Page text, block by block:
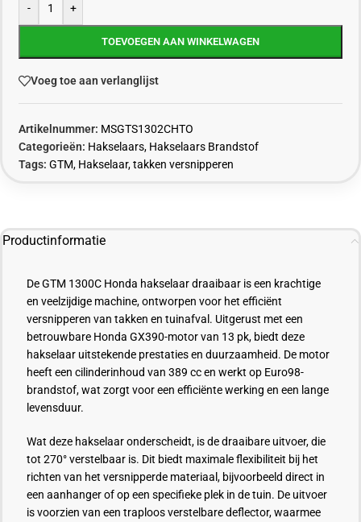
- +
TOEVOEGEN AAN WINKELWAGEN
Voeg toe aan verlanglijst
Artikelnummer: MSGTS1302CHTO
Categorieën: Hakselaars, Hakselaars Brandstof
Tags: GTM, Hakselaar,takken versnipperen
Productinformatie
De GTM 1300C Honda hakselaar draaibaar is een krachtige
en veelzijdige machine, ontworpen voor het efficiënt
versnipperen van takken en tuinafval. Uitgerust met een
betrouwbare Honda GX390-motor van 13 pk, biedt deze
hakselaar uitstekende prestaties en duurzaamheid. De motor
heeft een cilinderinhoud van 389 cc en werkt op Euro98-
brandstof, wat zorgt voor een efficiënte werking en een lange
levensduur.
Wat deze hakselaar onderscheidt, is de draaibare uitvoer, die
tot 270° verstelbaar is. Dit biedt maximale flexibiliteit bij het
richten van het versnipperde materiaal, bijvoorbeeld direct in
een aanhanger of op een specifieke plek in de tuin. De uitvoer
is voorzien van een traploos verstelbare deflector, waarmee